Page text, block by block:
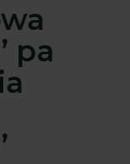
pa